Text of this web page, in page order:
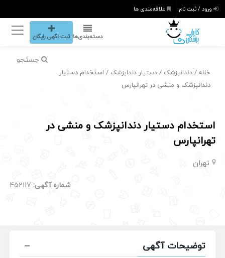
ورود / ثبت نام علاقه‌مندی ها
دسته‌بندی‌ها ثبت اگهی رایگان
جستجو
خانه /دندانپزشک /دستیار دنداپزشک / استخدام دستیار
دندانپزشک و منشی در تهرانپارس
استخدام دستیار دندانپزشک و منشی در
تهرانپارس
تهران
شماره آگهی: 452117
توضیحات آگهی